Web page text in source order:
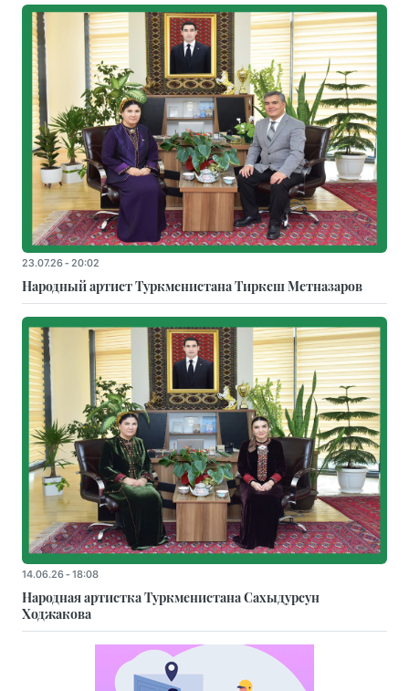
23.07.26 - 20:02
Народный артист Туркменистана Тиркеш Мeтназаров
14.06.26 - 18:08
Народная артистка Туркменистана Сахыдурсун
Ходжакова